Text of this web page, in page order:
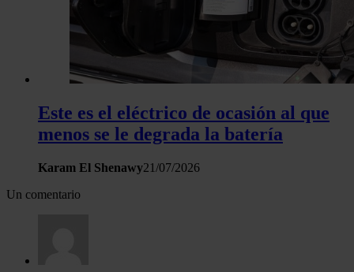
Este es el eléctrico de ocasión al que
menos se le degrada la batería
Karam El Shenawy21/07/2026
Un comentario